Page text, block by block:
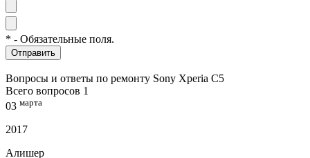
* - Обязательные поля.
Отправить
Вопросы и ответы по ремонту Sony Xperia C5
Всего вопросов 1
03 марта
2017
Алишер